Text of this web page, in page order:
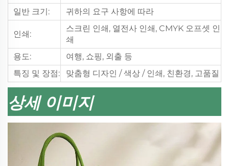
일반 크기:
귀하의 요구 사항에 따라
인쇄:
스크린 인쇄, 열전사 인쇄, CMYK 오프셋 인
쇄
용도:
여행, 쇼핑, 외출 등
특징 및 장점:
맞춤형 디자인 / 색상 / 인쇄, 친환경, 고품질
상세 이미지